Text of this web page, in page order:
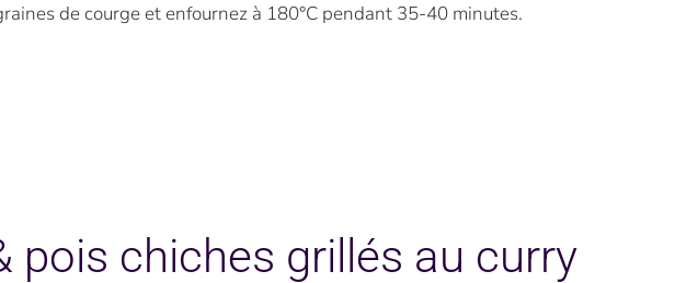
de courge et enfournez à 180°C pendant 35-40 minutes.
pois chiches grillés au curry